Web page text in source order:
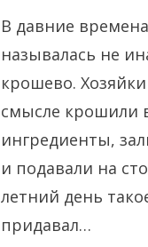
В давние
называлась не
крошево.
смысле крошили
ингредиенты,
и подавали на
летний день
придавал…